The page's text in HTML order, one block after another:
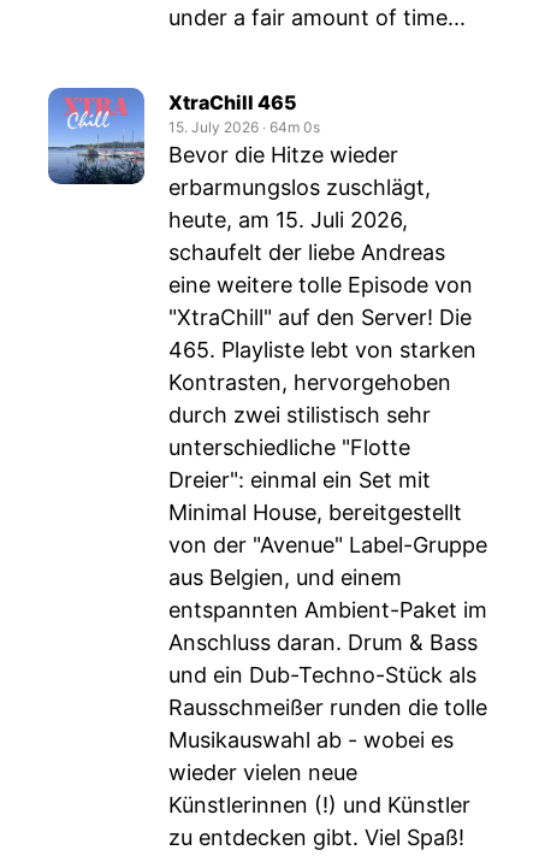
under a fair amount of time...
XtraChill 465
15. July 2026 ‧ 64m 0s
Bevor die Hitze wieder
erbarmungslos zuschlägt,
heute, am 15. Juli 2026,
schaufelt der liebe Andreas
eine weitere tolle Episode von
"XtraChill" auf den Server! Die
465. Playliste lebt von starken
Kontrasten, hervorgehoben
durch zwei stilistisch sehr
unterschiedliche "Flotte
Dreier": einmal ein Set mit
Minimal House, bereitgestellt
von der "Avenue" Label-Gruppe
aus Belgien, und einem
entspannten Ambient-Paket im
Anschluss daran. Drum & Bass
und ein Dub-Techno-Stück als
Rausschmeißer runden die tolle
Musikauswahl ab - wobei es
wieder vielen neue
Künstlerinnen (!) und Künstler
zu entdecken gibt. Viel Spaß!